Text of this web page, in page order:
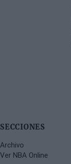
SECCIONES
Archivo
Ver NBA Online